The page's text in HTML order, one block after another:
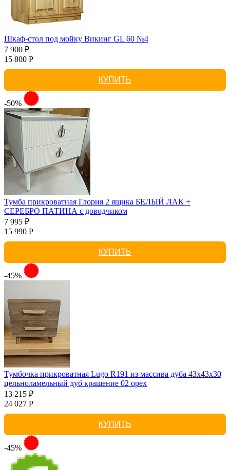
Шкаф-стол под мойку Викинг GL 60 №4
7 900 ₽
15 800 Р
КУПИТЬ
-50%
Тумба прикроватная Глория 2 ящика БЕЛЫЙ ЛАК +
СЕРЕБРО ПАТИНА с доводчиком
7 995 ₽
15 990 Р
КУПИТЬ
-45%
Тумбочка прикроватная Lugo R191 из массива дуба 43х43х30
цельноламельный дуб крашение 02 орех
13 215 ₽
24 027 Р
КУПИТЬ
-45%